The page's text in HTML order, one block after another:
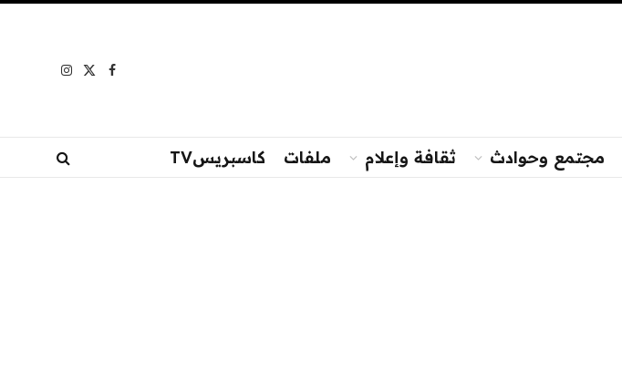
Facebook
X
Instagram
مجتمع وحوادث ثقافة وإعلام ملفات كاسبريسTV